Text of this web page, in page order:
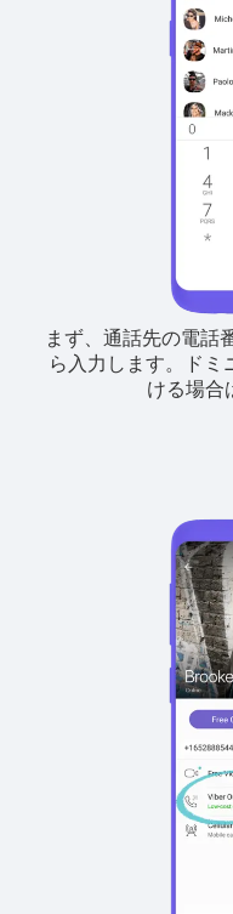
まず、通話先の電話
ら入力します。
ド
ける場合